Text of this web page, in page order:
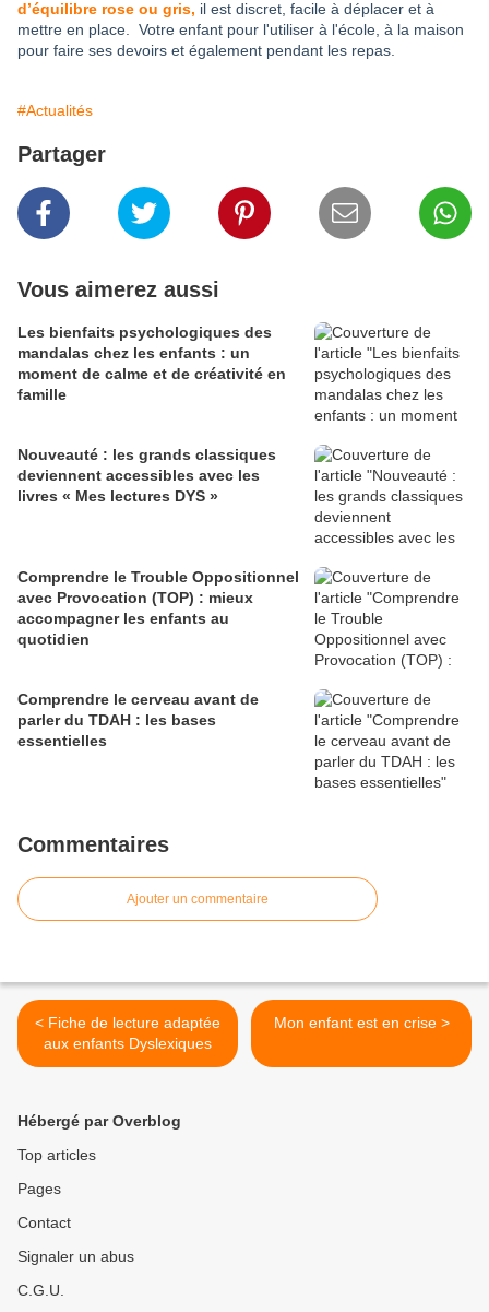
d’équilibre rose ou gris, il est discret, facile à déplacer et à
mettre en place. Votre enfant pour l'utiliser à l'école, à la maison
pour faire ses devoirs et également pendant les repas.
#Actualités
Partager
Vous aimerez aussi
Les bienfaits psychologiques des
mandalas chez les enfants : un
moment de calme et de créativité en
famille
Nouveauté : les grands classiques
deviennent accessibles avec les
livres « Mes lectures DYS »
Comprendre le Trouble Oppositionnel
avec Provocation (TOP) : mieux
accompagner les enfants au
quotidien
Comprendre le cerveau avant de
parler du TDAH : les bases
essentielles
Commentaires
Ajouter un commentaire
< Fiche de lecture adaptée
aux enfants Dyslexiques
Mon enfant est en crise >
Hébergé par Overblog
Top articles
Pages
Contact
Signaler un abus
C.G.U.